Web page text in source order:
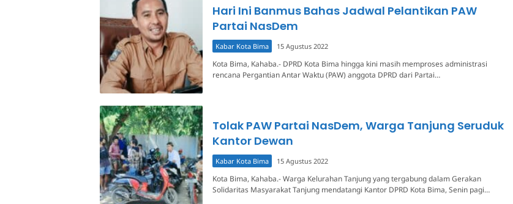
Hari Ini Banmus Bahas Jadwal Pelantikan PAW
Partai NasDem
Kabar Kota Bima 15 Agustus 2022
Kota Bima, Kahaba.- DPRD Kota Bima hingga kini masih memproses administrasi
rencana Pergantian Antar Waktu (PAW) anggota DPRD dari Partai…
Tolak PAW Partai NasDem, Warga Tanjung Seruduk
Kantor Dewan
Kabar Kota Bima 15 Agustus 2022
Kota Bima, Kahaba.- Warga Kelurahan Tanjung yang tergabung dalam Gerakan
Solidaritas Masyarakat Tanjung mendatangi Kantor DPRD Kota Bima, Senin pagi…